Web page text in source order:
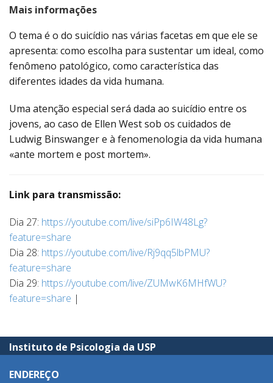
Mais informações
O tema é o do suicídio nas várias facetas em que ele se
apresenta: como escolha para sustentar um ideal, como
fenômeno patológico, como característica das
diferentes idades da vida humana.
Uma atenção especial será dada ao suicídio entre os
jovens, ao caso de Ellen West sob os cuidados de
Ludwig Binswanger e à fenomenologia da vida humana
«ante mortem e post mortem».
Link para transmissão:
Dia 27: https://youtube.com/live/siPp6IW48Lg?
feature=share
Dia 28: https://youtube.com/live/Rj9qq5lbPMU?
feature=share
Dia 29: https://youtube.com/live/ZUMwK6MHfWU?
feature=share |
Instituto de Psicologia da USP
ENDEREÇO